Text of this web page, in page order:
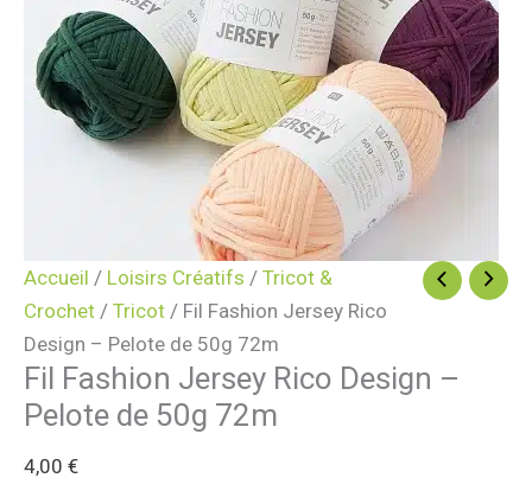
Accueil / Loisirs Créatifs / Tricot &
Crochet / Tricot / Fil Fashion Jersey Rico
Design – Pelote de 50g 72m
Fil Fashion Jersey Rico Design –
Pelote de 50g 72m
4,00 €